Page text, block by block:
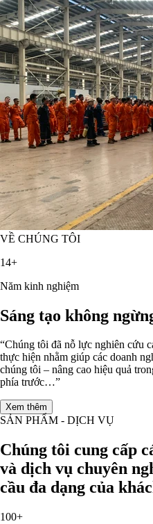
VỀ CHÚNG TÔI
14+
Năm kinh nghiệm
Sáng tạo không
“Chúng tôi đã nỗ lực nghiên cứu
thực hiện nhằm giúp các doanh
chúng tôi – nâng cao hiệu quả
phía trước…”
Xem thêm
SẢN PHẨM - DỊCH VỤ
Chúng tôi cung cấp
và dịch vụ chuyên
cầu đa dạng của
100+